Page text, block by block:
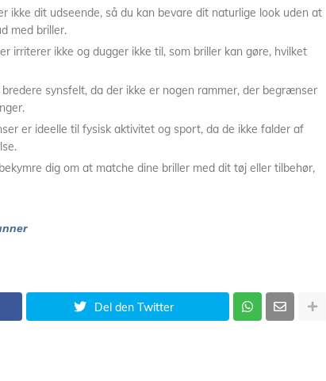
ikke dit udseende, så du kan bevare dit naturlige look uden at
med briller.
irriterer ikke og dugger ikke til, som briller kan gøre, hvilket
synsfelt, da der ikke er nogen rammer, der begrænser
er ideelle til fysisk aktivitet og sport, da de ikke falder af
dig om at matche dine briller med dit tøj eller tilbehør,
Del den Twitter